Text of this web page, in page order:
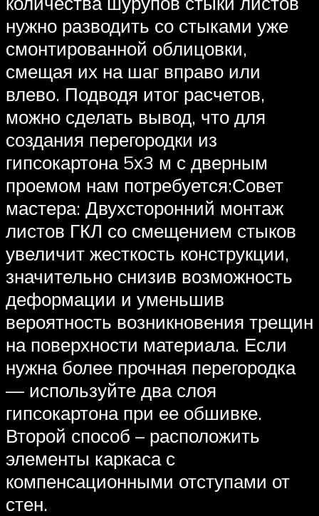
нужно разводить со стыками уже
смонтированной облицовки,
смещая их на шаг вправо или
влево. Подводя итог расчетов,
можно сделать вывод, что для
создания перегородки из
гипсокартона 5х3 м с дверным
проемом нам потребуется:Совет
мастера: Двухсторонний монтаж
листов ГКЛ со смещением стыков
увеличит жесткость конструкции,
значительно снизив возможность
деформации и уменьшив
вероятность возникновения трещин
на поверхности материала. Если
нужна более прочная перегородка
— используйте два слоя
гипсокартона при ее обшивке.
Второй способ – расположить
элементы каркаса с
компенсационными отступами от
стен.